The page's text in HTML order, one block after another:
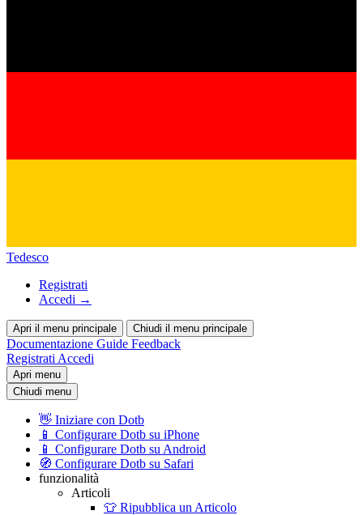
Tedesco
Registrati
Accedi →
Apri il menu principale Chiudi il menu principale
Documentazione Guide Feedback
Registrati Accedi
Apri menu
Chiudi menu
👋 Iniziare con Dotb
📱 Configurare Dotb su iPhone
📱 Configurare Dotb su Android
🧭 Configurare Dotb su Safari
funzionalità
Articoli
👕 Ripubblica un Articolo